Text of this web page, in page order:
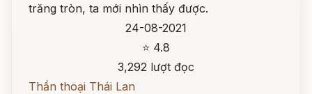
trăng tròn, ta mới nhìn thấy được.
24-08-2021
⭐ 4.8
3,292 lượt đọc
Thần thoại Thái Lan